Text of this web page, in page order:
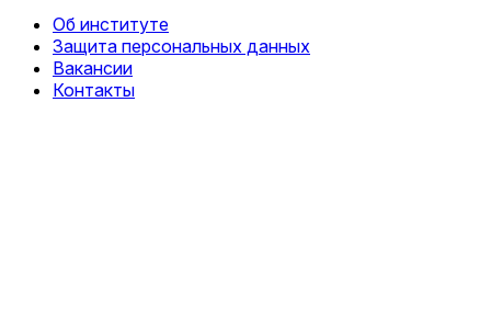
Об институте
Защита персональных данных
Вакансии
Контакты